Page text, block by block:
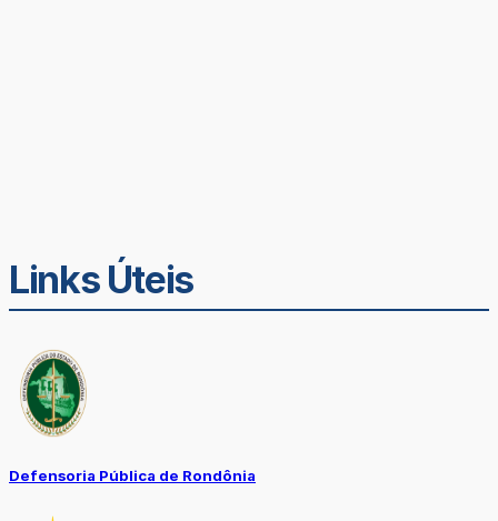
Links Úteis
Defensoria Pública de Rondônia